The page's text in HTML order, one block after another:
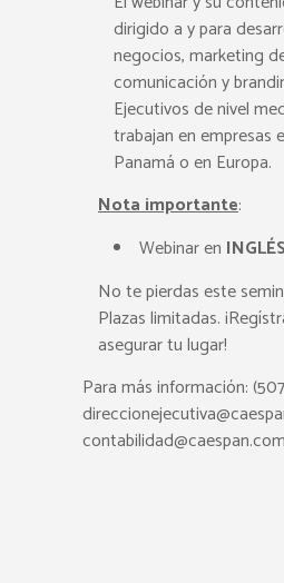
dirigido a y para
negocios, marketing
comunicación y
Ejecutivos de nivel
trabajan en empresas
Panamá o en Europa.
Nota importante:
Webinar en INGLÉS
No te pierdas este
Plazas limitadas.
asegurar tu lugar!
Para más información: